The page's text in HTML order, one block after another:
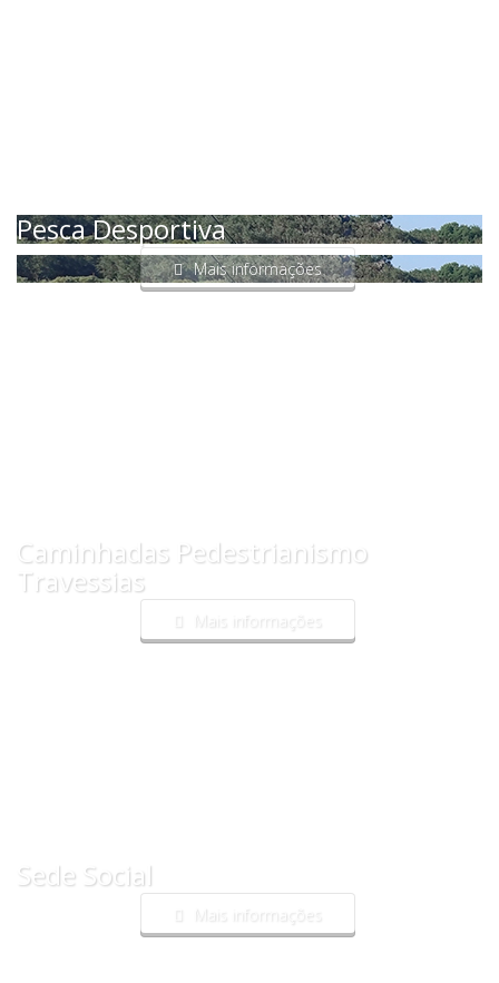
Pesca Desportiva
Mais informações
Caminhadas Pedestrianismo
Travessias
Mais informações
Sede Social
Mais informações